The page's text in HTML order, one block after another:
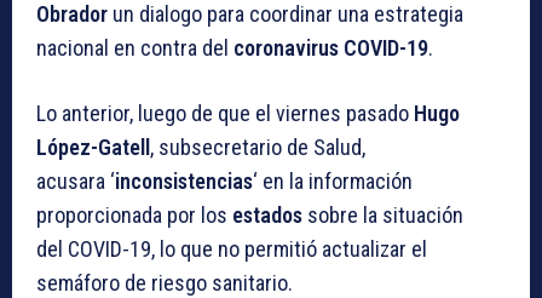
Obrador un dialogo para coordinar una estrategia
nacional en contra del coronavirus COVID-19.
Lo anterior, luego de que el viernes pasado Hugo
López-Gatell , subsecretario de Salud,
acusara ‘inconsistencias‘ en la información
proporcionada por los estados sobre la situación
del COVID-19, lo que no permitió actualizar el
semáforo de riesgo sanitario.